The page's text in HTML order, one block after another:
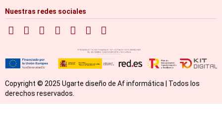
Nuestras redes sociales
Copyright © 2025 Ugarte diseño de Af informática | Todos los
derechos reservados.